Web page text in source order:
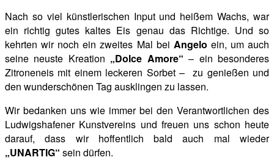
Nach so viel künstlerischen Input und heißem Wachs, war
ein richtig gutes kaltes Eis genau das Richtige. Und so
kehrten wir noch ein zweites Mal bei Angelo ein, um auch
seine neuste Kreation „Dolce Amore“ – ein besonderes
Zitroneneis mit einem leckeren Sorbet – zu genießen und
den wunderschönen Tag ausklingen zu lassen.
Wir bedanken uns wie immer bei den Verantwortlichen des
Ludwigshafener Kunstvereins und freuen uns schon heute
darauf, dass wir hoffentlich bald auch mal wieder
„UNARTIG“ sein dürfen.